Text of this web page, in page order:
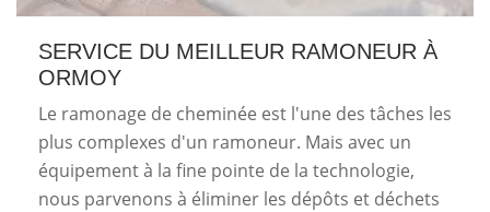
SERVICE DU MEILLEUR RAMONEUR À
ORMOY
Le ramonage de cheminée est l'une des tâches les
plus complexes d'un ramoneur. Mais avec un
équipement à la fine pointe de la technologie,
nous parvenons à éliminer les dépôts et déchets